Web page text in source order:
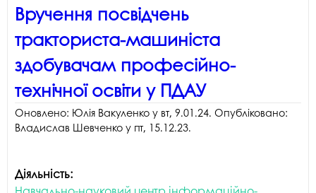
Вручення посвідчень
тракториста-машиніста
здобувачам професійно-
технічної освіти у ПДАУ
Оновлено: Юлія Вакуленко у вт, 9.01.24. Опубліковано:
Владислав Шевченко у пт, 15.12.23.
Діяльність: